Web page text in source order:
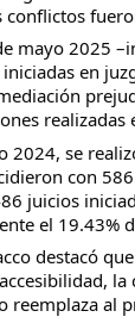
conflictos
mayo 2025
iniciadas en
2024, se
con
juicios
el 19.43%
destacó
reemplaza al